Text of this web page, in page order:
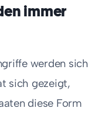
immer
werden sich
sich gezeigt,
diese Form